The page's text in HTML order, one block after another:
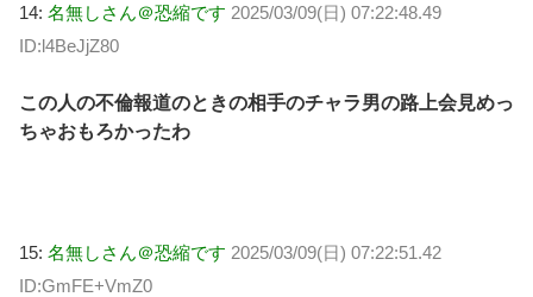
14: 名無しさん＠恐縮です 2025/03/09(日) 07:22:48.49
ID:l4BeJjZ80
この人の不倫報道のときの相手のチャラ男の路上会見めっ
ちゃおもろかったわ
15: 名無しさん＠恐縮です 2025/03/09(日) 07:22:51.42
ID:GmFE+VmZ0